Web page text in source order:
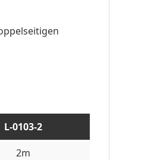
L-0103-2
2m